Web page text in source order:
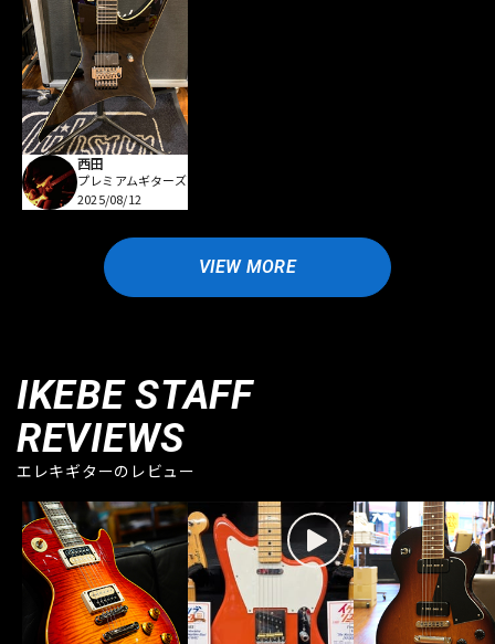
西田
プレミアムギターズ
2025/08/12
VIEW MORE
IKEBE STAFF
REVIEWS
エレキギターのレビュー